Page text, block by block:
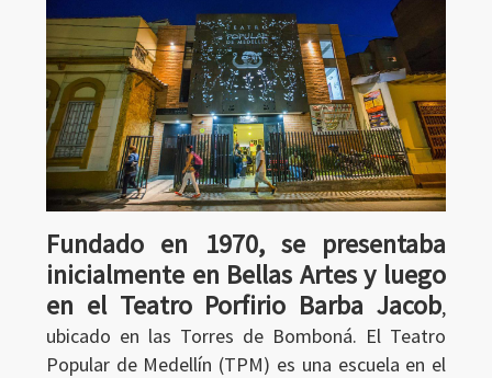
Fundado en 1970, se presentaba
inicialmente en Bellas Artes y luego
en el Teatro Porfirio Barba Jacob,
ubicado en las Torres de Bomboná. El Teatro
Popular de Medellín (TPM) es una escuela en el